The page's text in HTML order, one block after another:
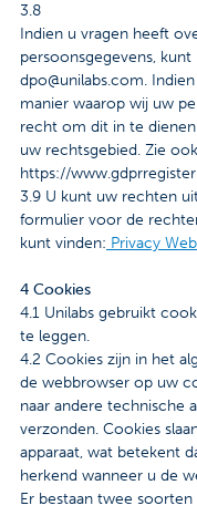
3.8
Indien u vragen heeft
persoonsgegevens,
dpo@unilabs.com.
manier waarop wij uw
recht om dit in te
uw rechtsgebied. Zie
https://
3.9 U kunt uw rechten
formulier voor de
kunt vinden: Privacy
4 Cookies
4.1 Unilabs gebruikt
te leggen.
4.2 Cookies zijn in het
de webbrowser op uw
naar andere technische
verzonden. Cookies
apparaat, wat betekent
herkend wanneer u de
Er bestaan twee